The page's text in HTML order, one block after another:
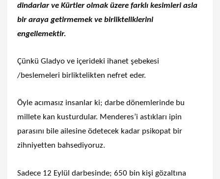
dindarlar ve Kürtler olmak üzere farklı kesimleri asla
bir araya getirmemek ve birlikteliklerini
engellemektir.
Çünkü Gladyo ve içerideki ihanet şebekesi
/beslemeleri birliktelikten nefret eder.
Öyle acımasız insanlar ki; darbe dönemlerinde bu
millete kan kusturdular. Menderes’i astıkları ipin
parasını bile ailesine ödetecek kadar psikopat bir
zihniyetten bahsediyoruz.
Sadece 12 Eylül darbesinde; 650 bin kişi gözaltına